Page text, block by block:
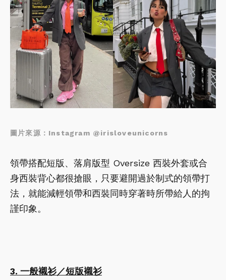
圖片來源：Instagram @irisloveunicorns
領帶搭配短版、落肩版型 Oversize 西裝外套或合
身西裝背心都很搶眼，只要避開過於制式的領帶打
法，就能減輕領帶和西裝同時穿著時所帶給人的拘
謹印象。
3. 一般襯衫／短版襯衫